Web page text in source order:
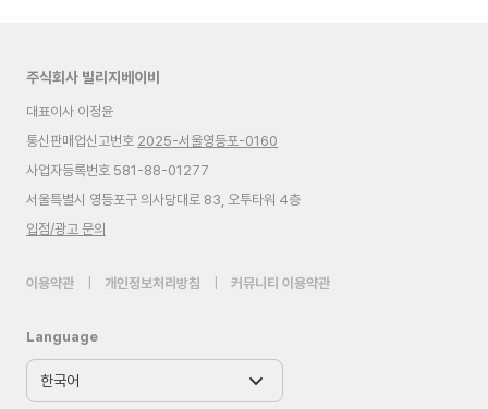
주식회사 빌리지베이비
대표이사 이정윤
통신판매업신고번호 2025-서울영등포-0160
사업자등록번호 581-88-01277
서울특별시 영등포구 의사당대로 83, 오투타워 4층
입점/광고 문의
이용약관 개인정보처리방침 커뮤니티 이용약관
Language